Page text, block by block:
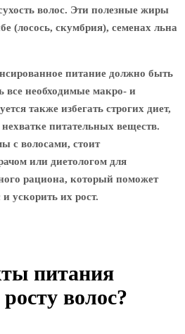
волос. Эти полезные жиры
(лосось, скумбрия), семенах льна
питание должно быть
все необходимые макро- и
также избегать строгих диет,
питательных веществ.
с волосами, стоит
или диетологом для
рациона, который поможет
ускорить их рост.
питания
волос?